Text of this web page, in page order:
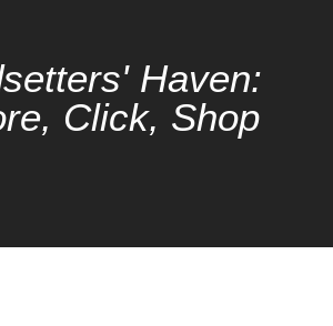
Haven:
Click, Shop